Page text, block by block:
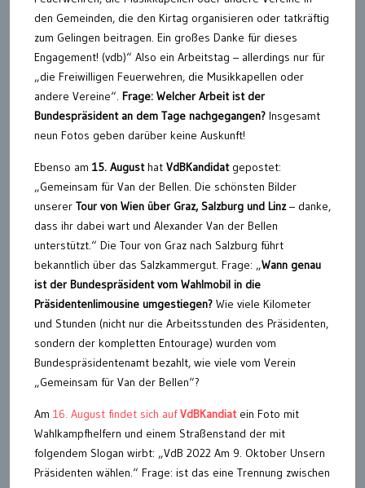
den Gemeinden, die den Kirtag organisieren oder tatkräftig
zum Gelingen beitragen. Ein großes Danke für dieses
Engagement! (vdb)“ Also ein Arbeitstag – allerdings nur für
„die Freiwilligen Feuerwehren, die Musikkapellen oder
andere Vereine“. Frage: Welcher Arbeit ist der
Bundespräsident an dem Tage nachgegangen? Insgesamt
neun Fotos geben darüber keine Auskunft!
Ebenso am 15. Augusthat VdBKandidatgepostet:
„Gemeinsam für Van der Bellen. Die schönsten Bilder
unserer Tour von Wien über Graz, Salzburg und Linz– danke,
dass ihr dabei wart und Alexander Van der Bellen
unterstützt.“ Die Tour von Graz nach Salzburg führt
bekanntlich über das Salzkammergut. Frage: „Wann genau
ist der Bundespräsident vom Wahlmobil in die
Präsidentenlimousine umgestiegen? Wie viele Kilometer
und Stunden (nicht nur die Arbeitsstunden des Präsidenten,
sondern der kompletten Entourage) wurden vom
Bundespräsidentenamt bezahlt, wie viele vom Verein
„Gemeinsam für Van der Bellen“?
Am 16. August findet sich aufVdBKandiat ein Foto mit
Wahlkampfhelfern und einem Straßenstand der mit
folgendem Slogan wirbt: „VdB 2022 Am 9. Oktober Unsern
Präsidenten wählen.“ Frage: ist das eine Trennung zwischen